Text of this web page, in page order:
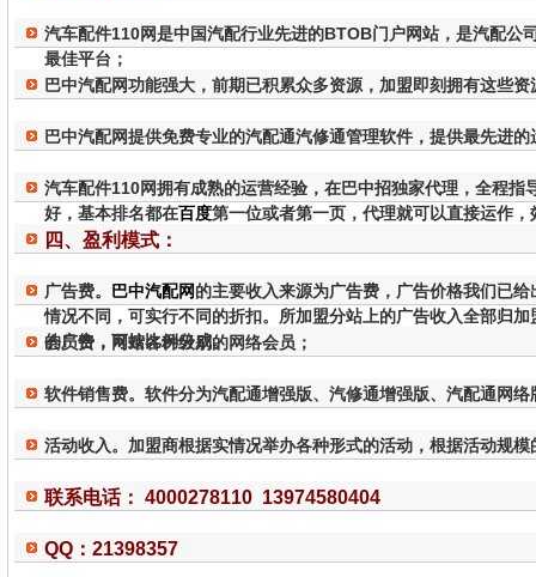
汽车配件110网是中国汽配行业先进的BTOB门户网站，是汽配公
最佳平台；
巴中汽配网功能强大，前期已积累众多资源，加盟即刻拥有这些资
巴中汽配网提供免费专业的汽配通汽修通管理软件，提供最先进的
汽车配件110网拥有成熟的运营经验，在巴中招独家代理，全程指
好，基本排名都在百度第一位或者第一页，代理就可以直接运作，
四、盈利模式：
广告费。 巴中汽配网的主要收入来源为广告费，广告价格我们已
情况不同，可实行不同的折扣。所加盟分站上的广告收入全部归
的广告，可按比例分成。
会员费，网站各种级别的网络会员；
软件销售费。软件分为汽配通增强版、汽修通增强版、汽配通网
活动收入。加盟商根据实情况举办各种形式的活动，根据活动规
联系电话： 4000278110 13974580404
QQ：21398357